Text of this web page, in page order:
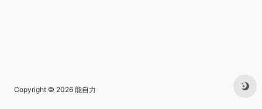
Copyright © 2026 能自力